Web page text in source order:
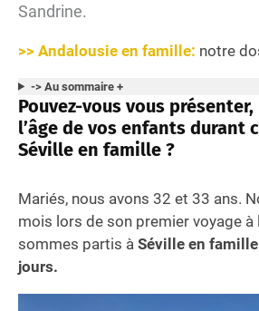
Sandrine.
>> Andalousie en famille: notre
-> Au sommaire +
Pouvez-vous vous
l’âge de vos enfants durant
Séville en famille ?
Mariés, nous avons 32 et 33 ans.
mois lors de son premier voyage à
sommes partis à Séville en
jours.